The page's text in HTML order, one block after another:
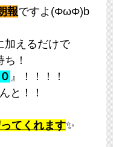
報ですよ(ΦωΦ)b
加えるだけで
！
』！！！！
と！！
てくれます✨